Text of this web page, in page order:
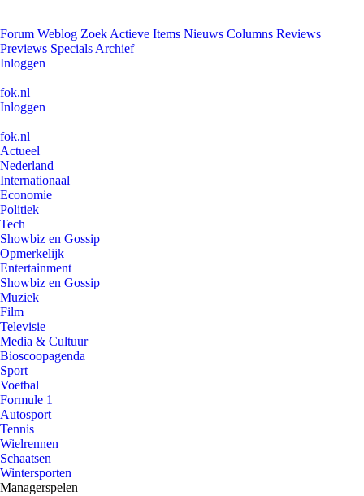
Forum Weblog Zoek Actieve Items Nieuws Columns Reviews
Previews Specials Archief
Inloggen
fok.nl
Inloggen
fok.nl
Actueel
Nederland
Internationaal
Economie
Politiek
Tech
Showbiz en Gossip
Opmerkelijk
Entertainment
Showbiz en Gossip
Muziek
Film
Televisie
Media & Cultuur
Bioscoopagenda
Sport
Voetbal
Formule 1
Autosport
Tennis
Wielrennen
Schaatsen
Wintersporten
Managerspelen